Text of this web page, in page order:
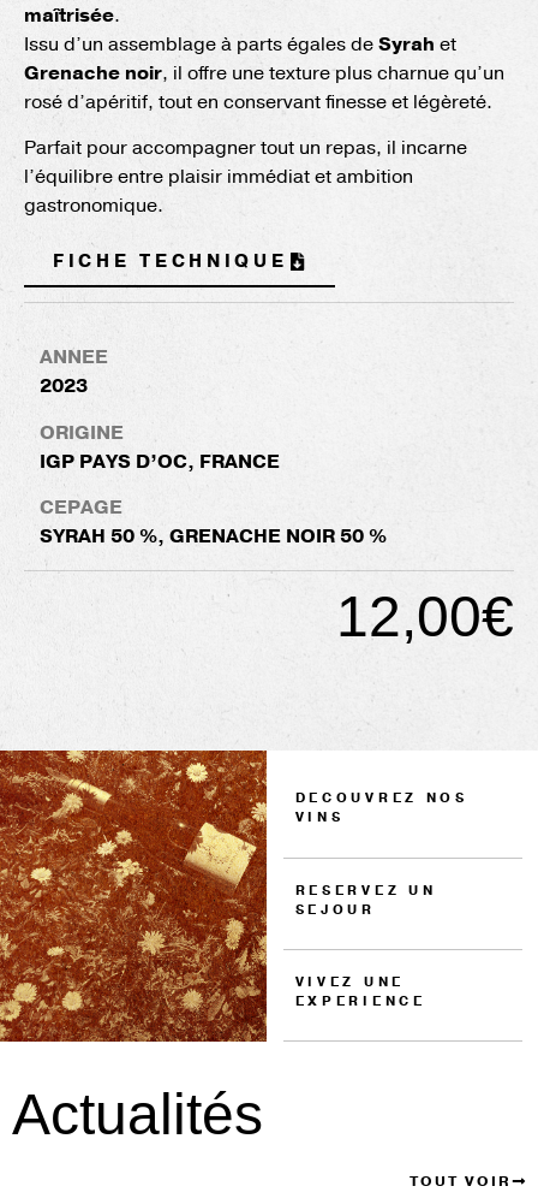
maîtrisée.
Issu d’un assemblage à parts égales de Syrah et
Grenache noir, il offre une texture plus charnue qu’un
rosé d’apéritif, tout en conservant finesse et légèreté.
Parfait pour accompagner tout un repas, il incarne
l’équilibre entre plaisir immédiat et ambition
gastronomique.
FICHE TECHNIQUE
ANNEE
2023
ORIGINE
IGP PAYS D’OC, FRANCE
CEPAGE
SYRAH 50 %, GRENACHE NOIR 50 %
12,00€
DECOUVREZ NOS
VINS
RESERVEZ UN
SEJOUR
VIVEZ UNE
EXPERIENCE
Actualités
TOUT VOIR